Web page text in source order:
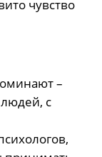
чувство
–
с